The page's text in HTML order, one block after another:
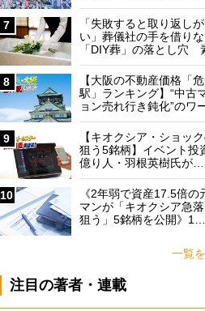
7
「失敗すると取り返し
い」葬儀社の手を借り
「DIY葬」の落とし穴
に…
8
【大阪の不動産価格「
駅」ランキング】“中古
ョン売れ行き鈍化”のワ
9
【キオクシア・ショッ
狙う5銘柄】イベント投
億り人・羽根英樹氏が…
10
《2年弱で資産17.5倍の
マンが「キオクシア急
狙う」5銘柄を公開》1…
一覧
注目の著者・連載